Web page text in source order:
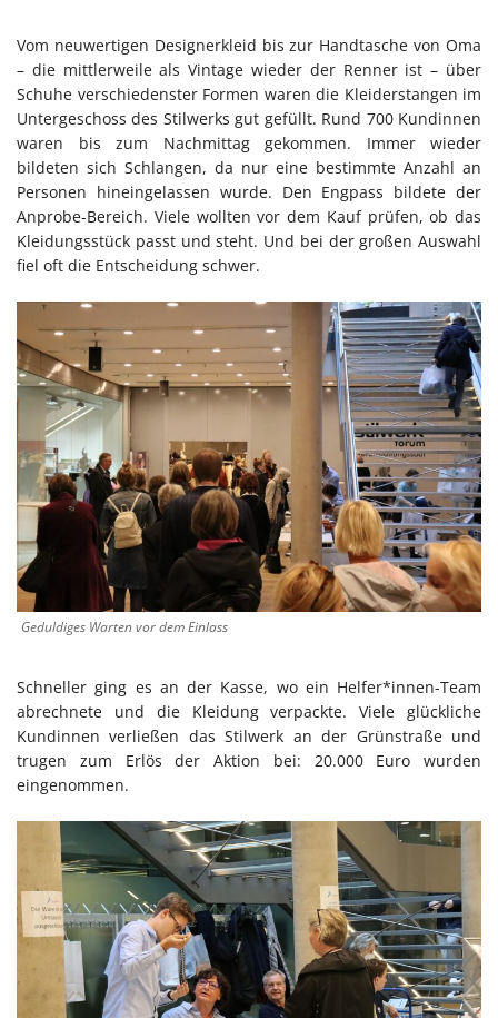
Vom neuwertigen Designerkleid bis zur Handtasche von Oma
– die mittlerweile als Vintage wieder der Renner ist – über
Schuhe verschiedenster Formen waren die Kleiderstangen im
Untergeschoss des Stilwerks gut gefüllt. Rund 700 Kundinnen
waren bis zum Nachmittag gekommen. Immer wieder
bildeten sich Schlangen, da nur eine bestimmte Anzahl an
Personen hineingelassen wurde. Den Engpass bildete der
Anprobe-Bereich. Viele wollten vor dem Kauf prüfen, ob das
Kleidungsstück passt und steht. Und bei der großen Auswahl
fiel oft die Entscheidung schwer.
Geduldiges Warten vor dem Einlass
Schneller ging es an der Kasse, wo ein Helfer*innen-Team
abrechnete und die Kleidung verpackte. Viele glückliche
Kundinnen verließen das Stilwerk an der Grünstraße und
trugen zum Erlös der Aktion bei: 20.000 Euro wurden
eingenommen.